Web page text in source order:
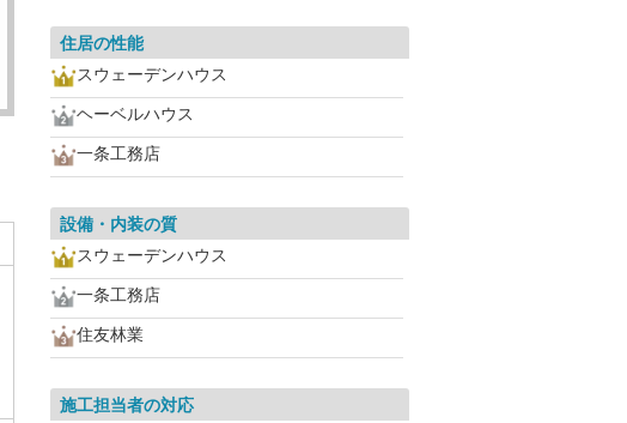
住居の性能
スウェーデンハウス
ヘーベルハウス
一条工務店
設備・内装の質
スウェーデンハウス
一条工務店
住友林業
施工担当者の対応